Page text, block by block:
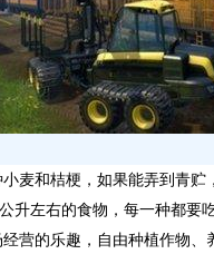
麦和桔梗，如果能弄到青贮
升左右的食物，每一种都要
营的乐趣，自由种植作物、